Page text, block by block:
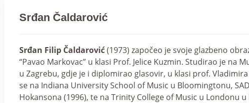
Srđan Čaldarović
Srđan Filip Čaldarović(1973) započeo je svoje glazbeno
“Pavao Markovac” u klasi Prof. Jelice Kuzmin. Studirao je na
u Zagrebu, gdje je i diplomirao glasovir, u klasi prof.
se na Indiana University School of Music u Bloomingtonu,
Hokansona (1996), te na Trinity College of Music u Londonu